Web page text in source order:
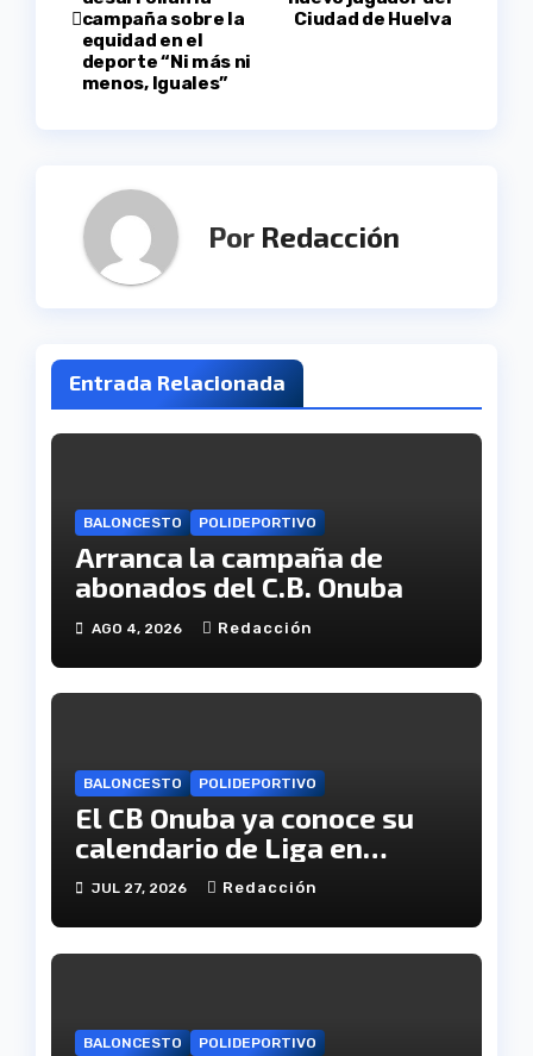
de
entradas
Ciudad de Huelva
campaña sobre la
equidad en el
deporte “Ni más ni
menos, Iguales”
Por Redacción
Entrada Relacionada
BALONCESTO POLIDEPORTIVO
Arranca la campaña de
abonados del C.B. Onuba
AGO 4, 2026 Redacción
BALONCESTO POLIDEPORTIVO
El CB Onuba ya conoce su
calendario de Liga en
Tercera FEB
JUL 27, 2026 Redacción
BALONCESTO POLIDEPORTIVO